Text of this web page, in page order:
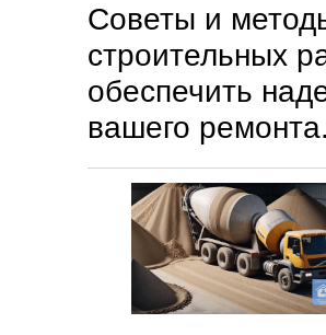
Советы и
строительных
обеспечить
вашего